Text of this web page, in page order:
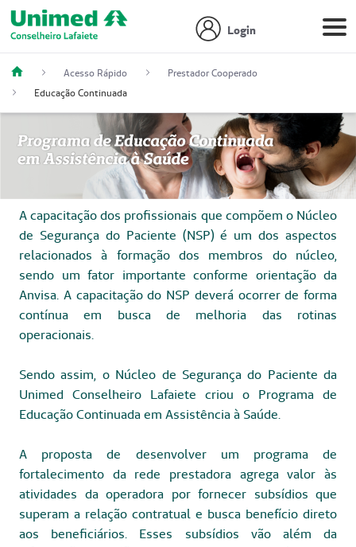
Login
Acesso Rápido
Prestador Cooperado
Educação Continuada
A capacitação dos profissionais que compõem o Núcleo
de Segurança do Paciente (NSP) é um dos aspectos
relacionados à formação dos membros do núcleo,
sendo um fator importante conforme orientação da
Anvisa. A capacitação do NSP deverá ocorrer de forma
contínua em busca de melhoria das rotinas
operacionais.
Sendo assim, o Núcleo de Segurança do Paciente da
Unimed Conselheiro Lafaiete criou o Programa de
Educação Continuada em Assistência à Saúde.
A proposta de desenvolver um programa de
fortalecimento da rede prestadora agrega valor às
atividades da operadora por fornecer subsídios que
superam a relação contratual e busca benefício direto
aos beneficiários. Esses subsídios vão além da